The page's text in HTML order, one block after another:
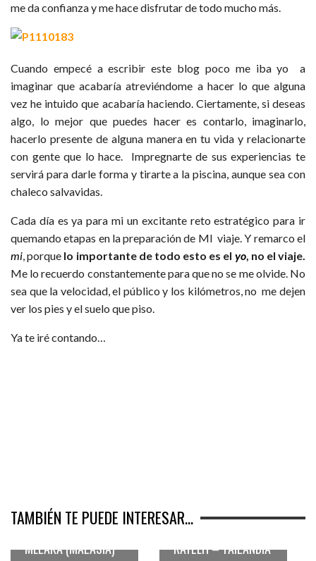
me da confianza y me hace disfrutar de todo mucho más.
Cuando empecé a escribir este blog poco me iba yo a
imaginar que acabaría atreviéndome a hacer lo que alguna
vez he intuido que acabaría haciendo. Ciertamente, si deseas
algo, lo mejor que puedes hacer es contarlo, imaginarlo,
hacerlo presente de alguna manera en tu vida y relacionarte
con gente que lo hace. Impregnarte de sus experiencias te
servirá para darle forma y tirarte a la piscina, aunque sea con
chaleco salvavidas.
Cada día es ya para mi un excitante reto estratégico para ir
quemando etapas en la preparación de MI viaje. Y remarco el
mi, porque lo importante de todo esto es el yo, no el viaje.
Me lo recuerdo constantemente para que no se me olvide. No
sea que la velocidad, el público y los kilómetros, no me dejen
ver los pies y el suelo que piso.
Ya te iré contando…
TAMBIÉN TE PUEDE INTERESAR...
LUCES DE
MELAKA (MALASIA)
LUCES DE
RAYLEH – TAILANDIA
LA HISTORIA DE